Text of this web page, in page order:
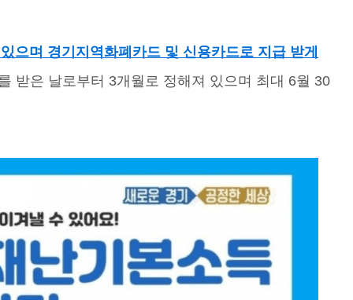
으며 경기지역화폐카드 및 신용카드로 지급 받게
받은 날로부터 3개월로 정해져 있으며 최대 6월 30